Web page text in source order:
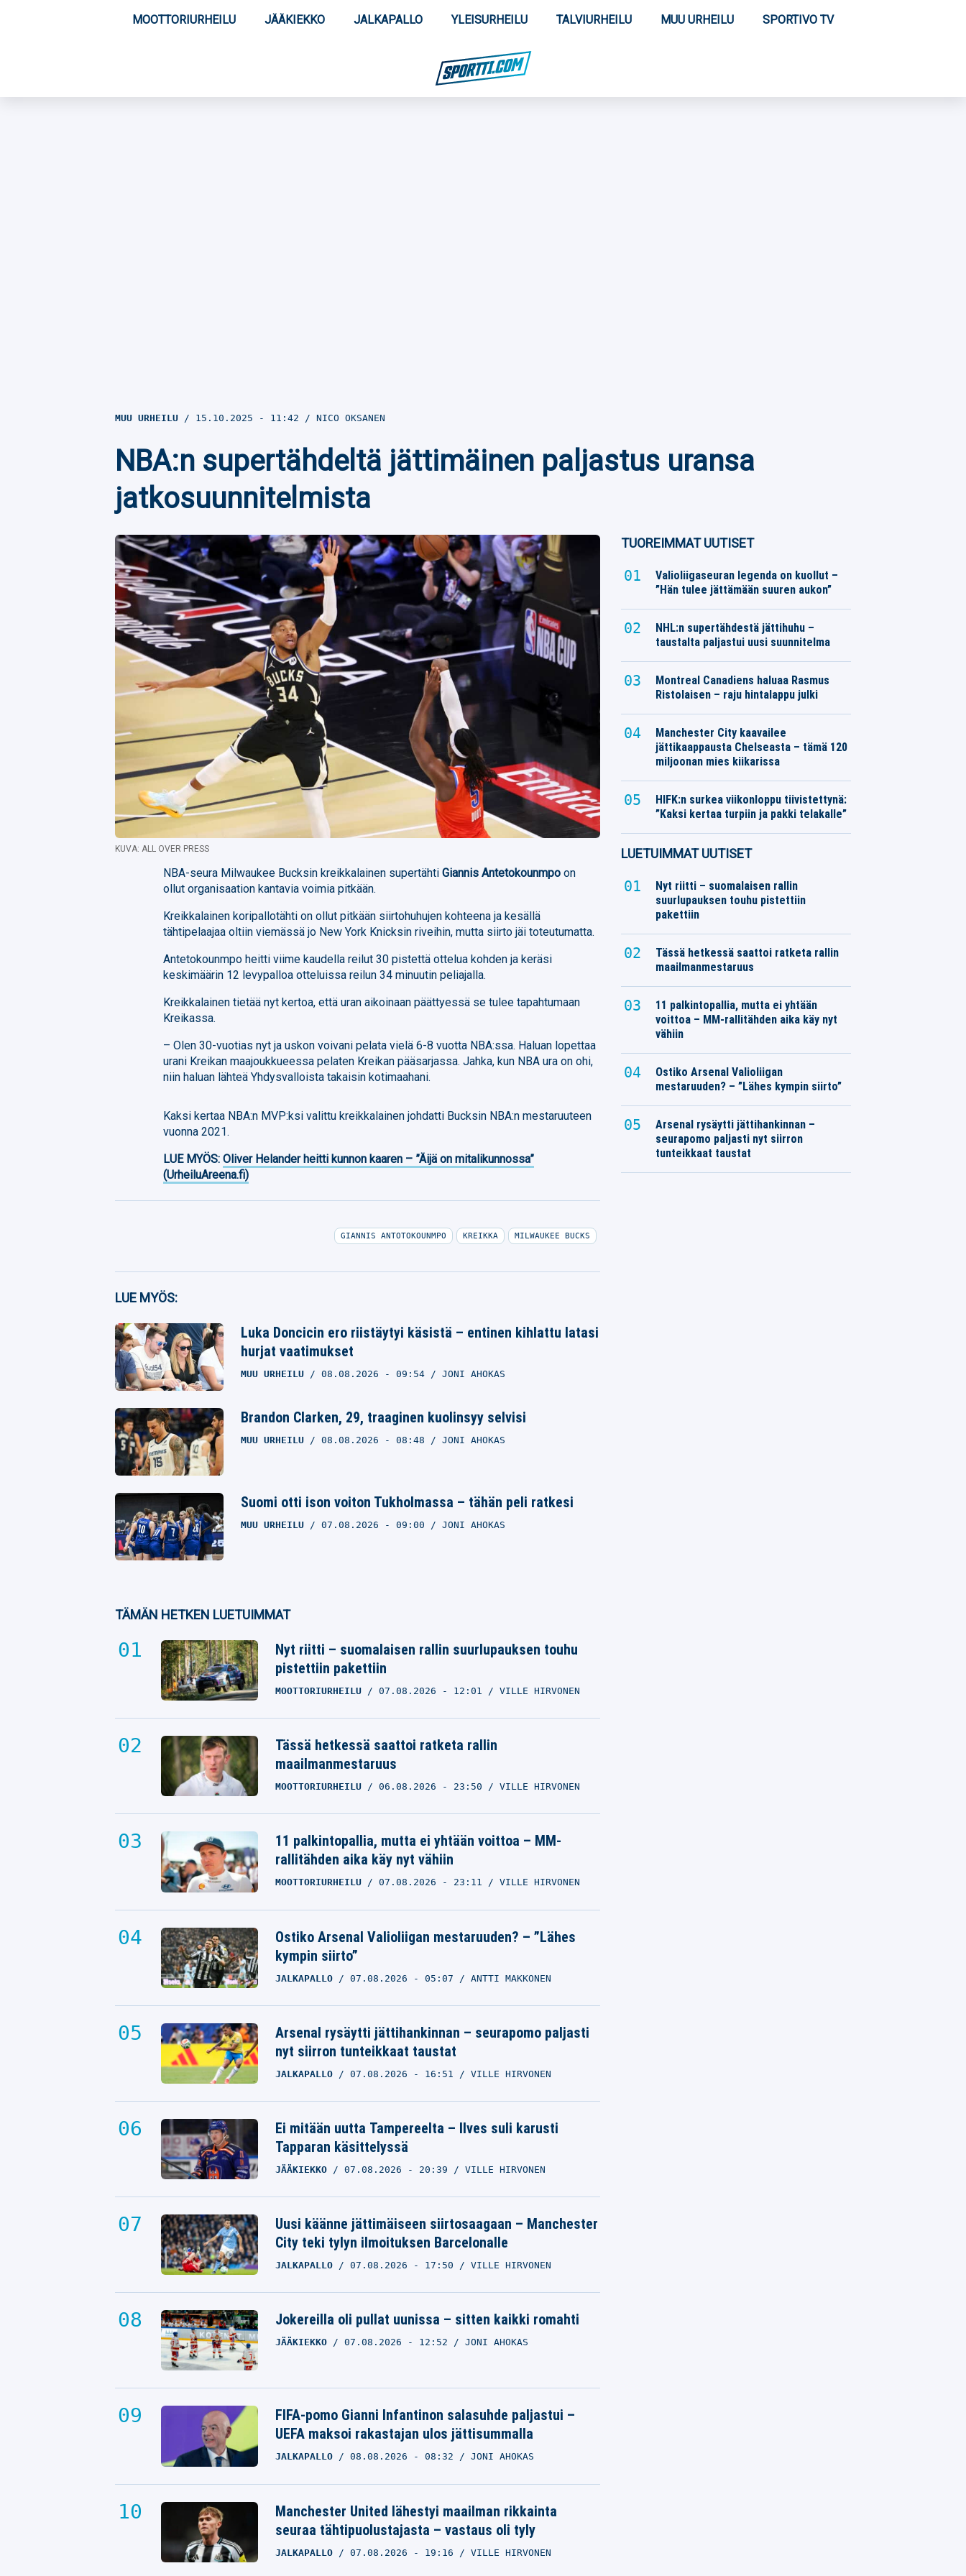
MOOTTORIURHEILU JÄÄKIEKKO JALKAPALLO YLEISURHEILU TALVIURHEILU MUU URHEILU SPORTIVO TV
MUU URHEILU 15.10.2025 - 11:42 NICO OKSANEN
NBA:n supertähdeltä jättimäinen paljastus uransa
jatkosuunnitelmista
KUVA: ALL OVER PRESS
NBA-seura Milwaukee Bucksin kreikkalainen supertähti Giannis Antetokounmpo on
ollut organisaation kantavia voimia pitkään.
Kreikkalainen koripallotähti on ollut pitkään siirtohuhujen kohteena ja kesällä
tähtipelaajaa oltiin viemässä jo New York Knicksin riveihin, mutta siirto jäi toteutumatta.
Antetokounmpo heitti viime kaudella reilut 30 pistettä ottelua kohden ja keräsi
keskimäärin 12 levypalloa otteluissa reilun 34 minuutin peliajalla.
Kreikkalainen tietää nyt kertoa, että uran aikoinaan päättyessä se tulee tapahtumaan
Kreikassa.
– Olen 30-vuotias nyt ja uskon voivani pelata vielä 6-8 vuotta NBA:ssa. Haluan lopettaa
urani Kreikan maajoukkueessa pelaten Kreikan pääsarjassa. Jahka, kun NBA ura on ohi,
niin haluan lähteä Yhdysvalloista takaisin kotimaahani.
Kaksi kertaa NBA:n MVP:ksi valittu kreikkalainen johdatti Bucksin NBA:n mestaruuteen
vuonna 2021.
LUE MYÖS:Oliver Helander heitti kunnon kaaren – ”Äijä on mitalikunnossa”
(UrheiluAreena.fi)
Facebook
Twitter
Whatsapp
GIANNIS ANTOTOKOUNMPO KREIKKA MILWAUKEE BUCKS
LUE MYÖS:
Luka Doncicin ero riistäytyi käsistä – entinen kihlattu latasi
hurjat vaatimukset
MUU URHEILU 08.08.2026 - 09:54 JONI AHOKAS
Brandon Clarken, 29, traaginen kuolinsyy selvisi
MUU URHEILU 08.08.2026 - 08:48 JONI AHOKAS
Suomi otti ison voiton Tukholmassa – tähän peli ratkesi
MUU URHEILU 07.08.2026 - 09:00 JONI AHOKAS
TÄMÄN HETKEN LUETUIMMAT
Nyt riitti – suomalaisen rallin suurlupauksen touhu
pistettiin pakettiin
MOOTTORIURHEILU 07.08.2026 - 12:01 VILLE HIRVONEN
Tässä hetkessä saattoi ratketa rallin
maailmanmestaruus
MOOTTORIURHEILU 06.08.2026 - 23:50 VILLE HIRVONEN
11 palkintopallia, mutta ei yhtään voittoa – MM-
rallitähden aika käy nyt vähiin
MOOTTORIURHEILU 07.08.2026 - 23:11 VILLE HIRVONEN
Ostiko Arsenal Valioliigan mestaruuden? – ”Lähes
kympin siirto”
JALKAPALLO 07.08.2026 - 05:07 ANTTI MAKKONEN
Arsenal rysäytti jättihankinnan – seurapomo paljasti
nyt siirron tunteikkaat taustat
JALKAPALLO 07.08.2026 - 16:51 VILLE HIRVONEN
Ei mitään uutta Tampereelta – Ilves suli karusti
Tapparan käsittelyssä
JÄÄKIEKKO 07.08.2026 - 20:39 VILLE HIRVONEN
Uusi käänne jättimäiseen siirtosaagaan – Manchester
City teki tylyn ilmoituksen Barcelonalle
JALKAPALLO 07.08.2026 - 17:50 VILLE HIRVONEN
Jokereilla oli pullat uunissa – sitten kaikki romahti
JÄÄKIEKKO 07.08.2026 - 12:52 JONI AHOKAS
FIFA-pomo Gianni Infantinon salasuhde paljastui –
UEFA maksoi rakastajan ulos jättisummalla
JALKAPALLO 08.08.2026 - 08:32 JONI AHOKAS
Manchester United lähestyi maailman rikkainta
seuraa tähtipuolustajasta – vastaus oli tyly
JALKAPALLO 07.08.2026 - 19:16 VILLE HIRVONEN
TUOREIMMAT UUTISET
Valioliigaseuran legenda on kuollut –
”Hän tulee jättämään suuren aukon”
NHL:n supertähdestä jättihuhu –
taustalta paljastui uusi suunnitelma
Montreal Canadiens haluaa Rasmus
Ristolaisen – raju hintalappu julki
Manchester City kaavailee
jättikaappausta Chelseasta – tämä 120
miljoonan mies kiikarissa
HIFK:n surkea viikonloppu tiivistettynä:
”Kaksi kertaa turpiin ja pakki telakalle”
LUETUIMMAT UUTISET
Nyt riitti – suomalaisen rallin
suurlupauksen touhu pistettiin
pakettiin
Tässä hetkessä saattoi ratketa rallin
maailmanmestaruus
11 palkintopallia, mutta ei yhtään
voittoa – MM-rallitähden aika käy nyt
vähiin
Ostiko Arsenal Valioliigan
mestaruuden? – ”Lähes kympin siirto”
Arsenal rysäytti jättihankinnan –
seurapomo paljasti nyt siirron
tunteikkaat taustat